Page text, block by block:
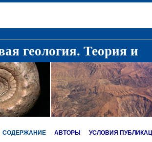
геология. Теория и
СОДЕРЖАНИЕ АВТОРЫ УСЛОВИЯ